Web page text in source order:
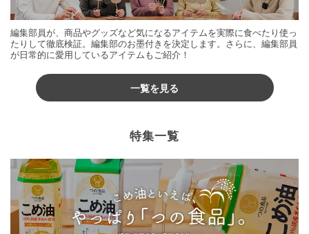
編集部員が、商品やグッズなど気になるアイテムを実際に食べたり使っ
たりして徹底検証。編集部のお墨付きを決定します。さらに、編集部員
が日常的に愛用しているアイテムもご紹介！
一覧を見る
特集一覧